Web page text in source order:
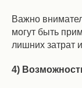
Важно
могут быть
лишних затрат
4)